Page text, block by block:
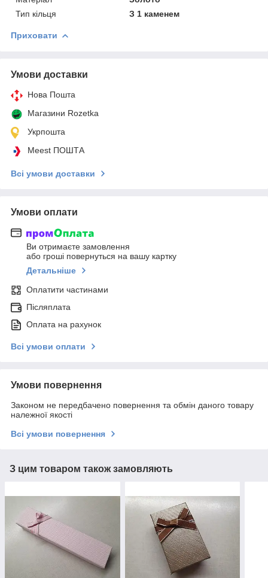
Тип кільця
З 1 каменем
Приховати
Умови доставки
Нова Пошта
Магазини Rozetka
Укрпошта
Meest ПОШТА
Всі умови доставки
Умови оплати
Ви отримаєте замовлення
або гроші повернуться на вашу картку
Детальніше
Оплатити частинами
Післяплата
Оплата на рахунок
Всі умови оплати
Умови повернення
Законом не передбачено повернення та обмін даного товару
належної якості
Всі умови повернення
З цим товаром також замовляють